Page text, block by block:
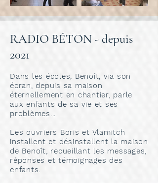
RADIO BÉTON - depuis
2021
Dans les écoles, Benoît, via son
écran, depuis sa maison
éternellement en chantier, parle
aux enfants de sa vie et ses
problèmes...
Les ouvriers Boris et Vlamitch
installent et désinstallent la maison
de Benoît, recueillant les messages,
réponses et témoignages des
enfants.